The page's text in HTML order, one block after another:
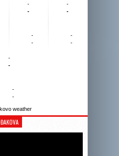
-
-
-
-
-
-
-
-
-
-
-
-
weather